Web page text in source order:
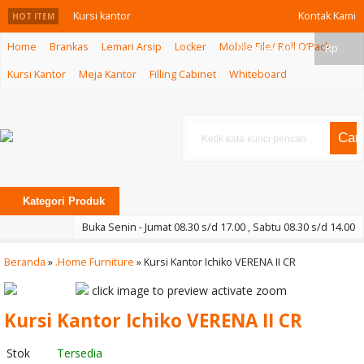
HOT ITEM Kursi kantor
Hanako MK-
3013
Kontak Kami
Member Area Rp
Home Brankas Lemari Arsip Locker
Mobile File/ Roll O’Pack
Kursi Kantor
Meja Kantor Filling Cabinet Whiteboard
Cari
Kategori Produk
Buka Senin - Jumat 08.30 s/d 17.00 , Sabtu 08.30 s/d 14.00
Beranda » .Home Furniture »Kursi Kantor Ichiko VERENA II CR
click image to preview activate zoom
Kursi Kantor Ichiko VERENA II CR
Stok Tersedia